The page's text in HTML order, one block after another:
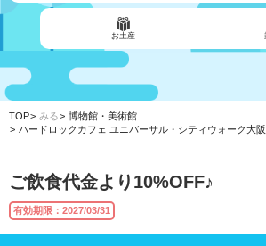
お土産
TOP みる
博物館・美術館
ハードロックカフェ ユニバーサル・シティウォーク大阪
ご飲食代金より10%OFF♪
有効期限：2027/03/31